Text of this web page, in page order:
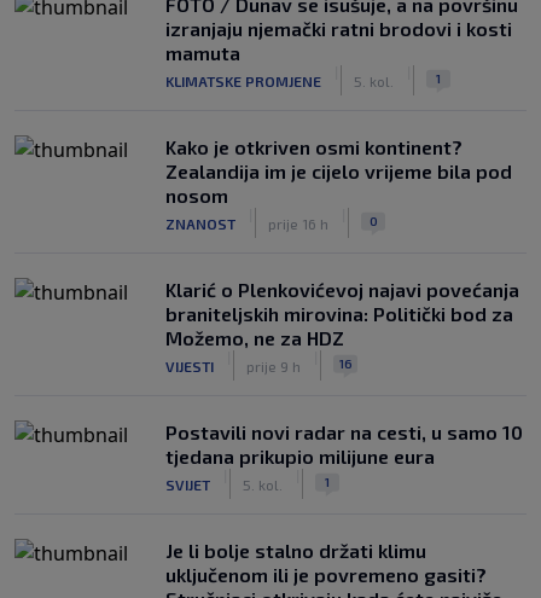
izranjaju njemački ratni brodovi i kosti
mamuta
KLIMATSKE PROMJENE 5. kol. 1
Kako je otkriven osmi kontinent?
Zealandija im je cijelo vrijeme bila pod
nosom
ZNANOST prije 16 h 0
Klarić o Plenkovićevoj najavi povećanja
braniteljskih mirovina: Politički bod za
Možemo, ne za HDZ
VIJESTI prije 9 h 16
Postavili novi radar na cesti, u samo 10
tjedana prikupio milijune eura
SVIJET 5. kol. 1
Je li bolje stalno držati klimu
uključenom ili je povremeno gasiti?